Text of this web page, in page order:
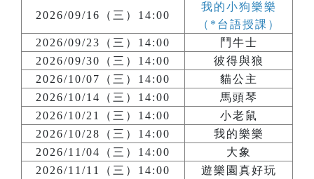
2026/09/16（三）14:00
我的小狗樂樂
（*台語授課）
2026/09/23（三）14:00
鬥牛士
2026/09/30（三）14:00
彼得與狼
2026/10/07（三）14:00
貓公主
2026/10/14（三）14:00
馬頭琴
2026/10/21（三）14:00
小老鼠
2026/10/28（三）14:00
我的樂樂
2026/11/04（三）14:00
大象
2026/11/11（三）14:00
遊樂園真好玩